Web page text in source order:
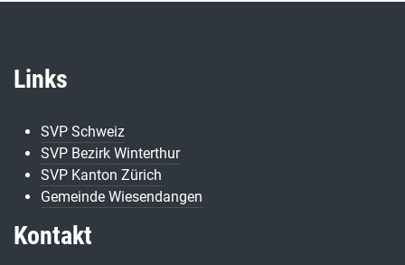
Links
SVP Schweiz
SVP Bezirk Winterthur
SVP Kanton Zürich
Gemeinde Wiesendangen
Kontakt